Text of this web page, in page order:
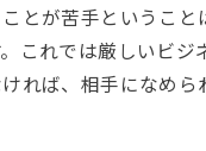
ことが苦手というこ
。これでは厳しいビ
ければ、相手になめ